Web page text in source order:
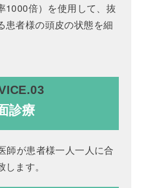
1000倍）を使用して、抜
患者様の頭皮の状態を細
診療
師が患者様一人一人に合
ます。